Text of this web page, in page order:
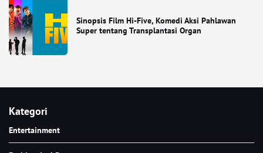
Sinopsis Film Hi-Five, Komedi Aksi Pahlawan
Super tentang Transplantasi Organ
Kategori
Entertainment